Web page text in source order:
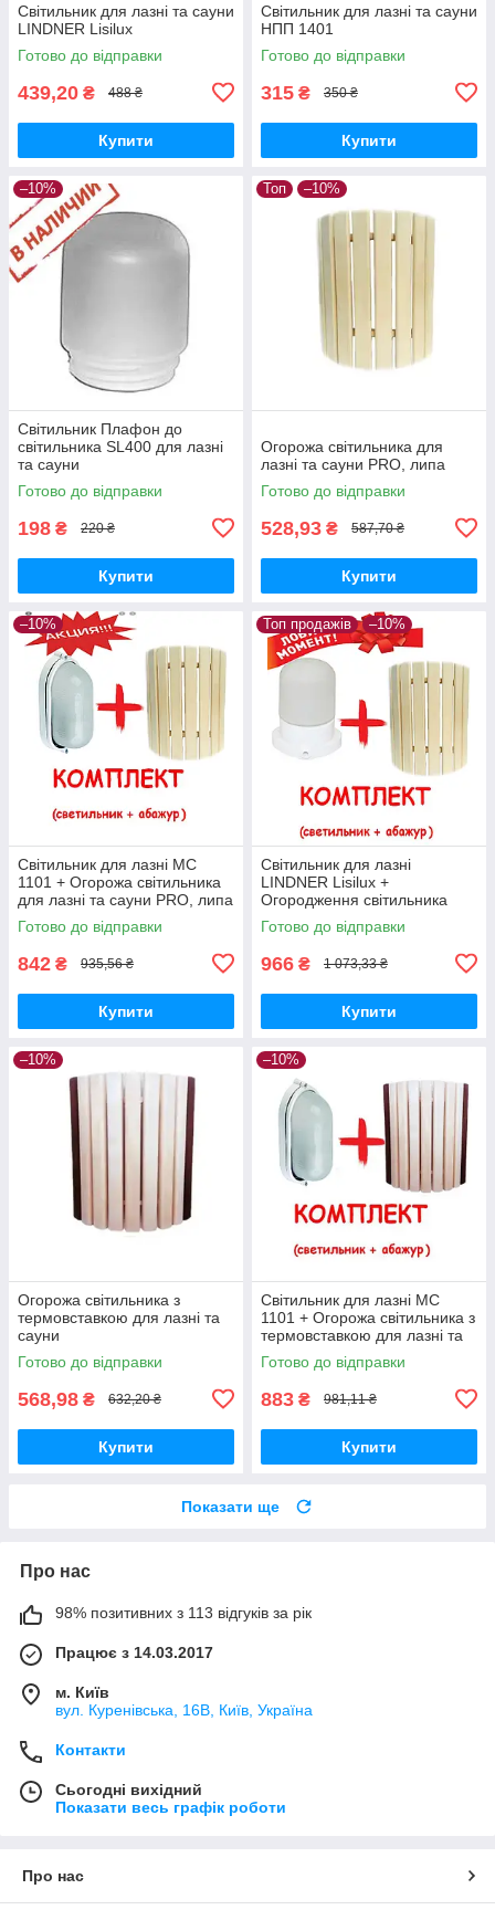
Світильник для лазні та сауни
LINDNER Lisilux
Готово до відправки
439,20 ₴ 488 ₴
Купити
Світильник для лазні та сауни
НПП 1401
Готово до відправки
315 ₴ 350 ₴
Купити
–10%
Світильник Плафон до
світильника SL400 для лазні
та сауни
Готово до відправки
198 ₴ 220 ₴
Купити
Топ –10%
Огорожа світильника для
лазні та сауни PRO, липа
Готово до відправки
528,93 ₴ 587,70 ₴
Купити
–10%
Світильник для лазні МС
1101 + Огорожа світильника
для лазні та сауни PRO, липа
Готово до відправки
842 ₴ 935,56 ₴
Купити
Топ продажів –10%
Світильник для лазні
LINDNER Lisilux +
Огородження світильника
для лазні та сауни PRO, липа
Готово до відправки
966 ₴ 1 073,33 ₴
Купити
–10%
Огорожа світильника з
термовставкою для лазні та
сауни
Готово до відправки
568,98 ₴ 632,20 ₴
Купити
–10%
Світильник для лазні МС
1101 + Огорожа світильника з
термовставкою для лазні та
сауни PRO, липа
Готово до відправки
883 ₴ 981,11 ₴
Купити
Показати ще
Про нас
98% позитивних з 113 відгуків за рік
Працює з 14.03.2017
м. Київ
вул. Куренівська, 16В, Київ, Україна
Контакти
Сьогодні вихідний
Показати весь графік роботи
Про нас